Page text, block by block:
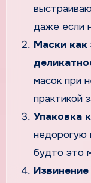
даже если
Маски как
масок при
практикой
Упаковка
недорогую
будто это